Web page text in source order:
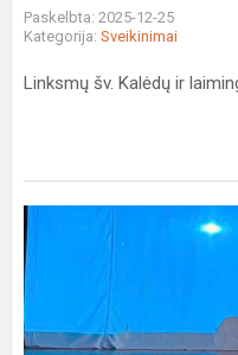
Paskelbta: 2025-12-25
Kategorija: Sveikinimai
Linksmų šv. Kalėdų ir
Spektaklis
„Šešėlių
teatras“